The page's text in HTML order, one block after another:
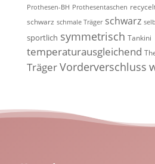
Prothesen-BH Prothesentaschen
schwarz schmale Träger schwarz
sportlich symmetrisch Tankini
temperaturausgleichend
TrägerVorderverschluss